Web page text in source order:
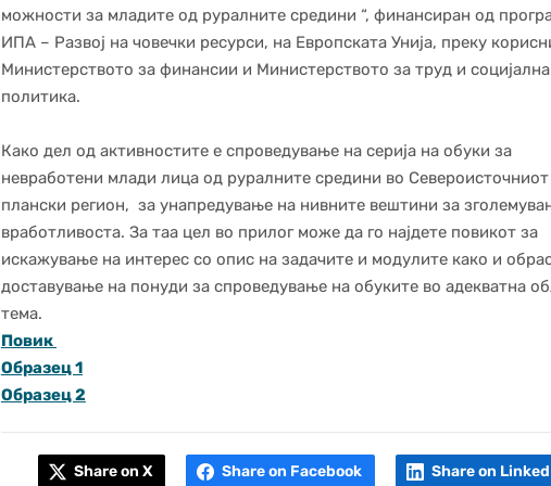
можности за младите од руралните средини “, финансиран од
ИПА – Развој на човечки ресурси, на Европската Унија, преку
Министерството за финансии и Министерството за труд и социјална
политика.
Како дел од активностите е спроведување на серија на обуки за
невработени млади лица од руралните средини во Североисточниот
плански регион, за унапредување на нивните вештини за
вработливоста. За таа цел во прилог може да го најдете повикот за
искажување на интерес со опис на задачите и модулите како и
доставување на понуди за спроведување на обуките во адекватна
тема.
Повик
Образец 1
Образец 2
Share on X Share on Facebook Share on